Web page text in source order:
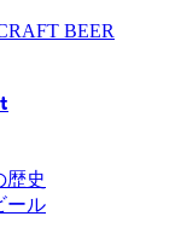
歴史
ール